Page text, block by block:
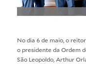
No dia 6 de maio, o
o presidente da Ordem
São Leopoldo, Arthur